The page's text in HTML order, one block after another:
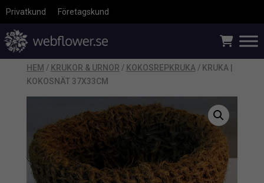
Privatkund Företagskund
HEM / KRUKOR & URNOR / KOKOSREPKRUKA / KRUKA |
KOKOSNÄT 37X33CM